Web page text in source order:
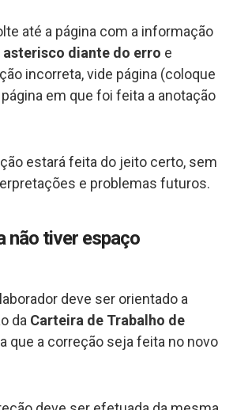
até a página com a informação
asterisco diante do erro e
incorreta, vide página (coloque
em que foi feita a anotação
estará feita do jeito certo, sem
e problemas futuros.
não tiver espaço
deve ser orientado a
da Carteira de Trabalho de
que a correção seja feita no novo